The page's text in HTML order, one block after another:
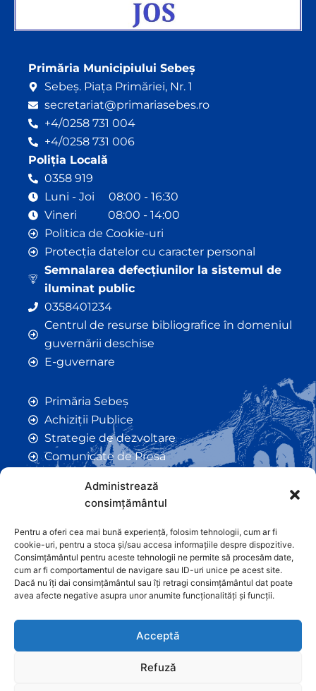
Administrează
consimțământul
Pentru a oferi cea mai bună experiență, folosim tehnologii, cum ar fi
cookie-uri, pentru a stoca și/sau accesa informațiile despre dispozitive.
Consimțământul pentru aceste tehnologii ne permite să procesăm date,
cum ar fi comportamentul de navigare sau ID-uri unice pe acest site.
Dacă nu îți dai consimțământul sau îți retragi consimțământul dat poate
avea afecte negative asupra unor anumite funcționalități și funcții.
Acceptă
Refuză
Primăria Municipiului Sebeș
Sebeș. Piața Primăriei, Nr. 1
secretariat@primariasebes.ro
+4/0258 731 004
+4/0258 731 006
Poliția Locală
0358 919
Luni - Joi 08:00 - 16:30
Vineri 08:00 - 14:00
Politica de Cookie-uri
Protecția datelor cu caracter personal
Semnalarea defecțiunilor la sistemul de
iluminat public
0358401234
Centrul de resurse bibliografice în domeniul
guvernării deschise
E-guvernare
Primăria Sebeș
Achiziții Publice
Strategie de dezvoltare
Comunicate de Presă
Anunțuri
Hotarâri de Consiliu
Certificate de Urbanism
Autorizații de Construcții
Orașe Înfrățite
Contact